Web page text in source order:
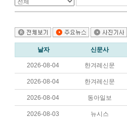
날자 신문사
2026-08-04 한겨레신문
2026-08-04 한겨레신문
2026-08-04 동아일보
2026-08-03 뉴시스